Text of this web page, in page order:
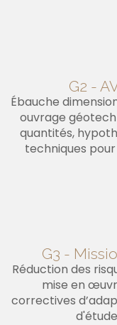
G2 -
Ébauche
ouvrage
quantités,
techniques
G3 -
Réduction des
mise en
correctives